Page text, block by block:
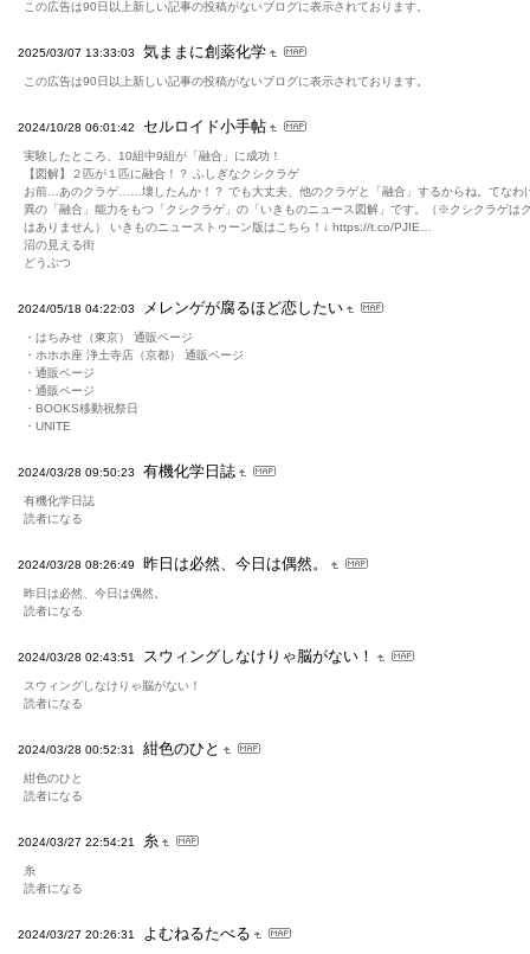
この広告は90日以上新しい記事の投稿がないブログに表示されております。
2025/03/07 13:33:03 気ままに創薬化学
この広告は90日以上新しい記事の投稿がないブログに表示されております。
2024/10/28 06:01:42 セルロイド小手帖
実験したところ、10組中9組が「融合」に成功！
【図解】２匹が１匹に融合！？ ふしぎなクシクラゲ
お前…あのクラゲ……壊したんか！？ でも大丈夫、他のクラゲと「融合」するからね。てなわ
異の「融合」能力をもつ「クシクラゲ」の「いきものニュース図解」です。（※クシクラゲは
はありません） いきものニューストゥーン版はこちら！↓ https://t.co/PJIE…
沼の見える街
どうぶつ
2024/05/18 04:22:03 メレンゲが腐るほど恋したい
・はちみせ（東京） 通販ページ
・ホホホ座 浄土寺店（京都） 通販ページ
・通販ページ
・通販ページ
・BOOKS移動祝祭日
・UNITE
2024/03/28 09:50:23 有機化学日誌
有機化学日誌
読者になる
2024/03/28 08:26:49 昨日は必然、今日は偶然。
昨日は必然、今日は偶然。
読者になる
2024/03/28 02:43:51 スウィングしなけりゃ脳がない！
スウィングしなけりゃ脳がない！
読者になる
2024/03/28 00:52:31 紺色のひと
紺色のひと
読者になる
2024/03/27 22:54:21 糸
糸
読者になる
2024/03/27 20:26:31 よむねるたべる